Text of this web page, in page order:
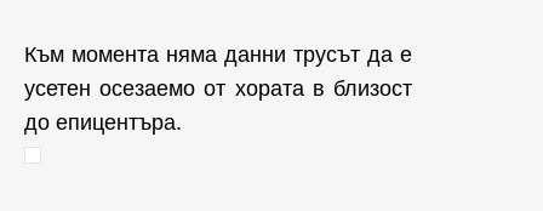
Към момента няма данни трусът да е
усетен осезаемо от хората в близост
до епицентъра.